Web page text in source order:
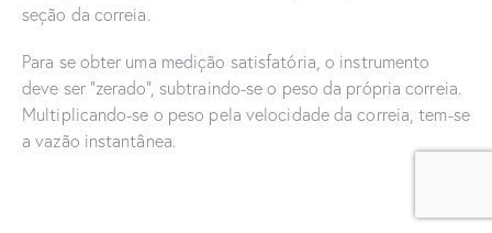
seção da correia.
Para se obter uma medição satisfatória, o instrumento
deve ser “zerado”, subtraindo-se o peso da própria correia.
Multiplicando-se o peso pela velocidade da correia, tem-se
a vazão instantânea.